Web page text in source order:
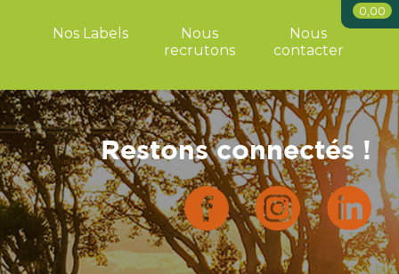
0,00
Restons connectés !
Nos Labels
Nous
recrutons
Nous
contacter